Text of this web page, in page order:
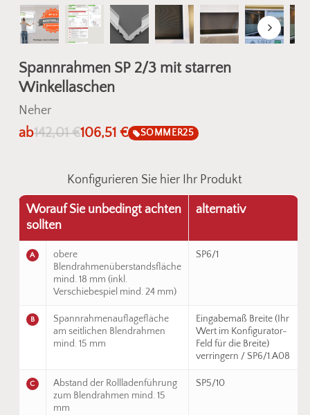
Spannrahmen SP 2/3 mit starren
Winkellaschen
Neher
ab142,01€106,51 € SOMMER25
Konfigurieren Sie hier Ihr Produkt
Worauf Sie unbedingt achten
sollten
alternativ
A
obere
Blendrahmenüberstandsfläche
mind. 18 mm (inkl.
Verschiebespiel mind. 24 mm)
SP6/1
B
Spannrahmenauflagefläche
am seitlichen Blendrahmen
mind. 15 mm
Eingabemaß Breite (Ihr
Wert im Konfigurator-
Feld für die Breite)
verringern / SP6/1.A08
C
Abstand der Rollladenführung
zum Blendrahmen mind. 15
mm
SP5/10